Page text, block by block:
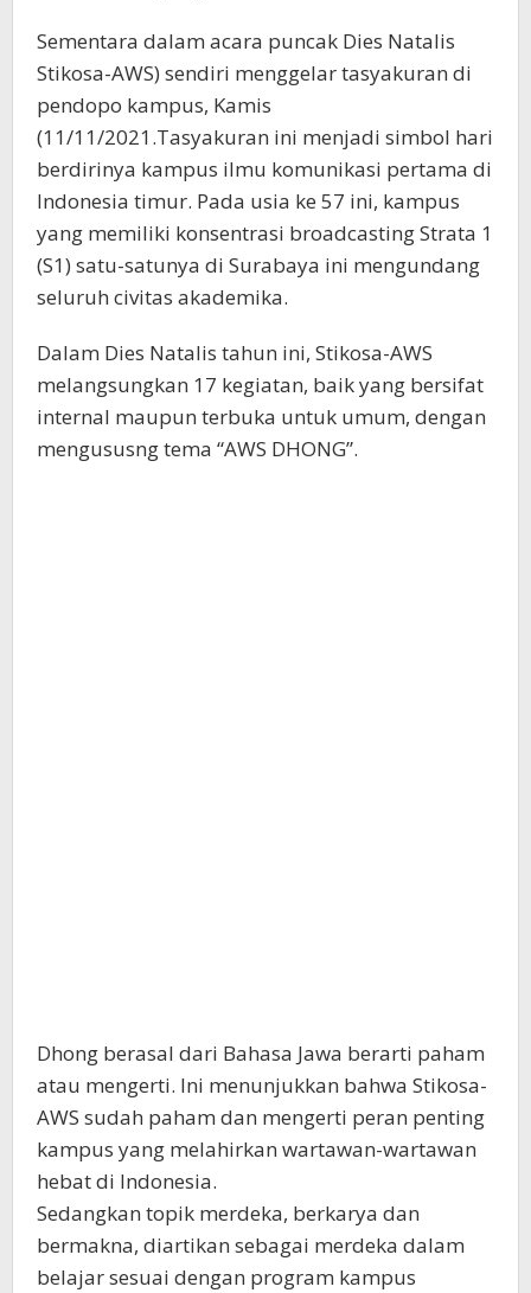
Sementara dalam acara puncak Dies Natalis
Stikosa-AWS) sendiri menggelar tasyakuran di
pendopo kampus, Kamis
(11/11/2021.Tasyakuran ini menjadi simbol hari
berdirinya kampus ilmu komunikasi pertama di
Indonesia timur. Pada usia ke 57 ini, kampus
yang memiliki konsentrasi broadcasting Strata 1
(S1) satu-satunya di Surabaya ini mengundang
seluruh civitas akademika.
Dalam Dies Natalis tahun ini, Stikosa-AWS
melangsungkan 17 kegiatan, baik yang bersifat
internal maupun terbuka untuk umum, dengan
mengususng tema “AWS DHONG”.
Dhong berasal dari Bahasa Jawa berarti paham
atau mengerti. Ini menunjukkan bahwa Stikosa-
AWS sudah paham dan mengerti peran penting
kampus yang melahirkan wartawan-wartawan
hebat di Indonesia.
Sedangkan topik merdeka, berkarya dan
bermakna, diartikan sebagai merdeka dalam
belajar sesuai dengan program kampus